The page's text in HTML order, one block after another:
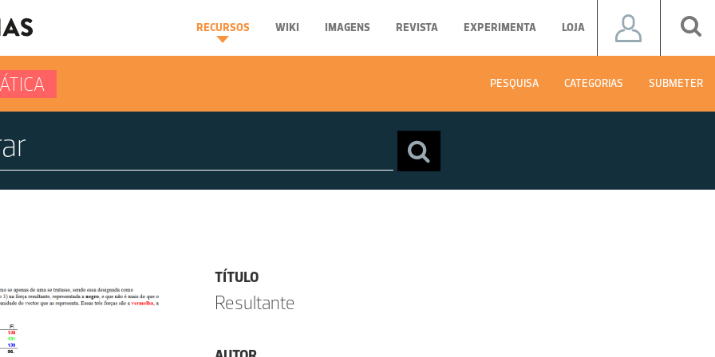
RECURSOS WIKI IMAGENS REVISTA EXPERIMENTA LOJA
PESQUISA CATEGORIAS SUBMETER
TÍTULO
Resultante